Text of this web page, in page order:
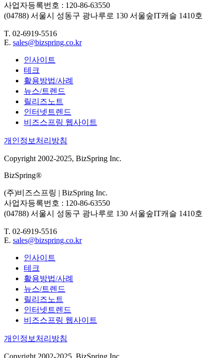
사업자등록번호 : 120-86-63550
(04788) 서울시 성동구 광나루로 130 서울숲IT캐슬 1410호
T. 02-6919-5516
E. sales@bizspring.co.kr
인사이트
테크
활용방법/사례
뉴스/트렌드
릴리즈노트
인터넷트렌드
비즈스프링 웹사이트
개인정보처리방침
Copyright 2002-2025, BizSpring Inc.
BizSpring®
(주)비즈스프링 | BizSpring Inc.
사업자등록번호 : 120-86-63550
(04788) 서울시 성동구 광나루로 130 서울숲IT캐슬 1410호
T. 02-6919-5516
E. sales@bizspring.co.kr
인사이트
테크
활용방법/사례
뉴스/트렌드
릴리즈노트
인터넷트렌드
비즈스프링 웹사이트
개인정보처리방침